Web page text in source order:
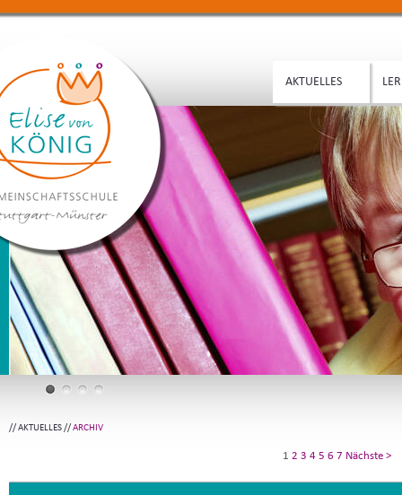
AKTUELLES
//AKTUELLES//ARCHIV
1 2 3 4 5 6 7 Nächste >